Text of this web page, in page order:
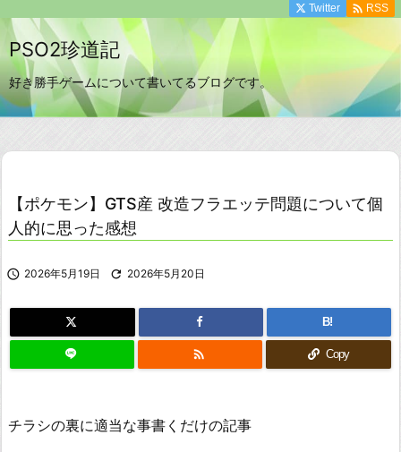
PSO2珍道記
好き勝手ゲームについて書いてるブログです。
Twitter  RSS
【ポケモン】GTS産 改造フラエッテ問題について個
人的に思った感想
 2026年5月19日  2026年5月20日
B!
 Copy
チラシの裏に適当な事書くだけの記事